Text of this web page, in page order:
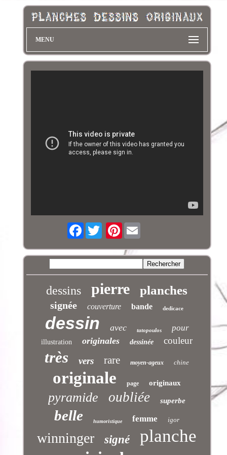
MENU
Facebook Pinterest
dessins pierre planches
signée couverture bande dedicace
dessin avec tatopoulos pour
illustration originales dessinée couleur
très vers rare moyen-ageux chine
originale page originaux
pyramide oubliée superbe
belle humoristique femme igor
winninger signé planche